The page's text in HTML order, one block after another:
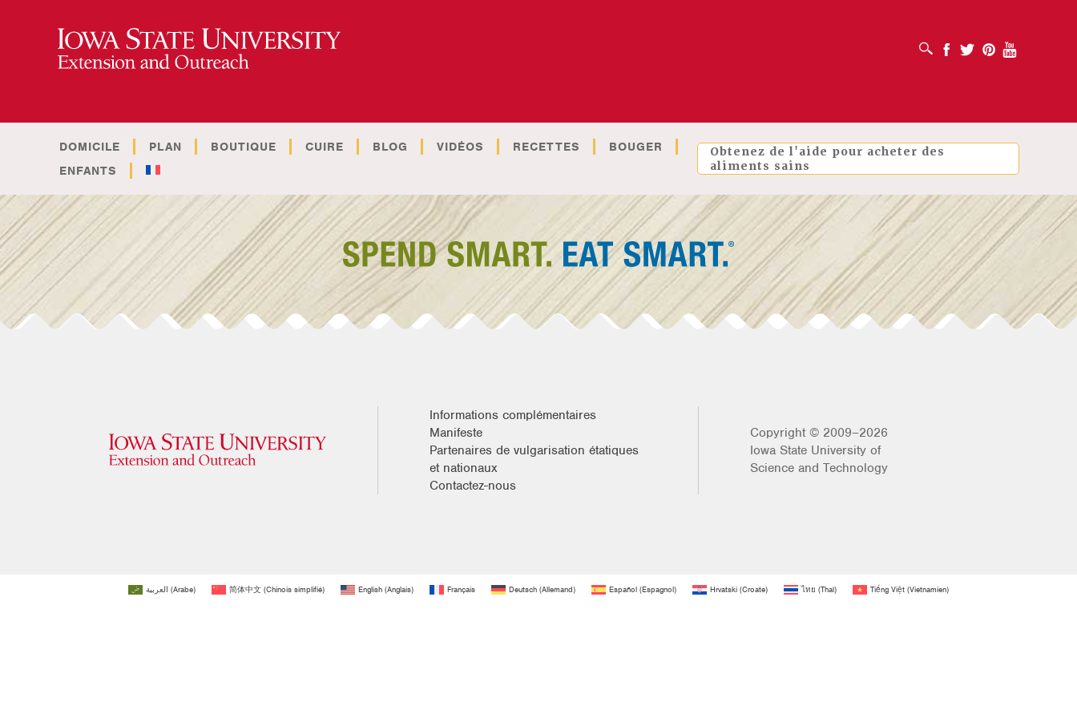
OUVRIR LA BOÎTE DE RECHERCHE
Facebook
Twitter PinterestYoutube
DOMICILE PLAN BOUTIQUE CUIRE BLOG VIDÉOS RECETTES
BOUGER
ENFANTS
Obtenez de l'aide pour acheter des
aliments sains
Informations complémentaires
Manifeste
Partenaires de vulgarisation étatiques
et nationaux
Contactez-nous
Copyright © 2009–2026
Iowa State University of
Science and Technology
العربية (Arabe) 简体中文 (Chinois simplifié) English (Anglais) Français Deutsch (Allemand) Español (Espagnol) Hrvatski (Croate) ไทย (Thaï) Tiếng Việt (Vietnamien)